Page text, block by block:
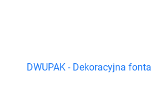
DWUPAK - Dekoracyjna